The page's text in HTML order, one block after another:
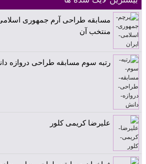
مسابقه طراحی آرم جمهوری
منتخب آن
رتبه سوم مسابقه طراحی دروازه
علیرضا کریمی کلور